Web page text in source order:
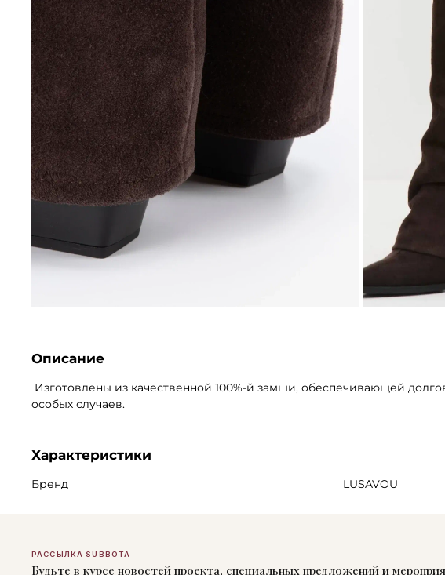
Описание
Изготовлены из качественной 100%-й замши, обеспечивающей
особых случаев.
Характеристики
Бренд LUSAVOU
РАССЫЛКА SUBBOTA
Будьте в курсе новостей проекта, специальных предложений и